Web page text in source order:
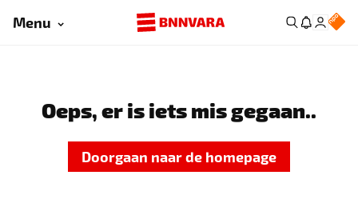
Menu
Oeps, er is iets mis gegaan..
Doorgaan naar de homepage